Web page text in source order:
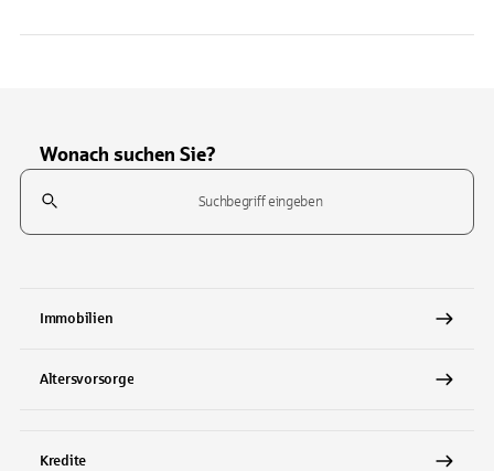
Wonach suchen Sie?
Suchfeld
Immobilien
Altersvorsorge
Kredite